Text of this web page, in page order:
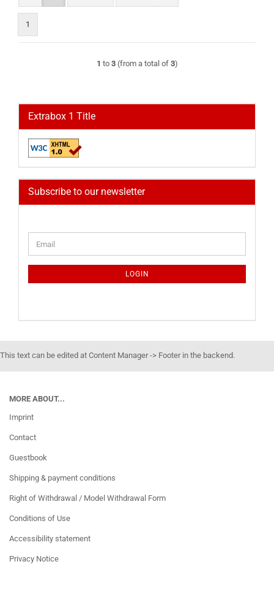
1
1 to 3(from a total of 3)
Extrabox 1 Title
Subscribe to our newsletter
TO
PAGE
Email
LOGIN
This text can be edited at Content Manager -> Footer in the backend.
MORE ABOUT...
Imprint
Contact
Guestbook
Shipping & payment conditions
Right of Withdrawal / Model Withdrawal Form
Conditions of Use
Accessibility statement
Privacy Notice